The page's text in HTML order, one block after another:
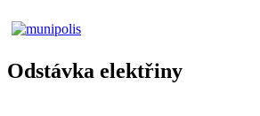
Odstávka elektřiny